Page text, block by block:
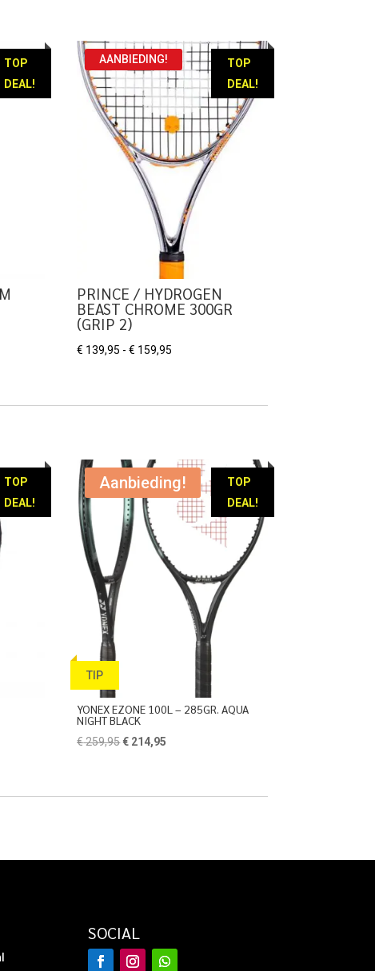
TOP
DEAL!
TOP
DEAL!
AANBIEDING!
PRINCE / HYDROGEN
BEAST CHROME 300GR
(GRIP 2)
€ 139,95 - € 159,95
TOP
DEAL!
TOP
DEAL!
TIP
Aanbieding!
YONEX EZONE 100L – 285GR. AQUA
NIGHT BLACK
€259,95Oorspronkelijke
€ 214,95
SOCIAL